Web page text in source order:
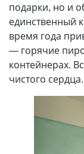
подарки, но и
единственный
время года
— горячие
контейнерах.
чистого сердца.